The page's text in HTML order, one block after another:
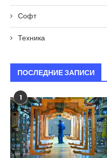
Софт
Техника
ПОСЛЕДНИЕ ЗАПИСИ
1